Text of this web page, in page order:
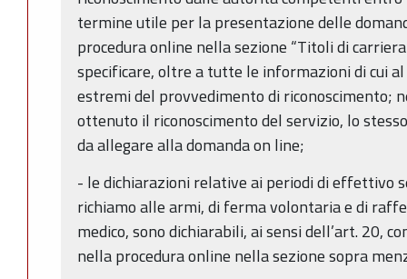
termine utile per la presentazione delle
procedura online nella sezione “Titoli di
specificare, oltre a tutte le informazioni di cui
estremi del provvedimento di riconoscimento;
ottenuto il riconoscimento del servizio, lo
da allegare alla domanda on line;
- le dichiarazioni relative ai periodi di effettivo
richiamo alle armi, di ferma volontaria e di
medico, sono dichiarabili, ai sensi dell’art. 20,
nella procedura online nella sezione sopra